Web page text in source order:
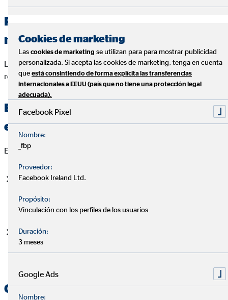
Pensiones mínimas (suben más que la
media)
Las cuantías mínimas de 2026 se actualizan y quedan
recogidas en el anexo de revalorización.
Edad legal de jubilación (sube el
escalón de 2026)
En 2026:
65 años si has cotizado
66 años y 10 meses
Cambio importante en el cálculo
Cookies de marketing
Las cookies de marketing se utilizan para para mostrar publicidad
personalizada. Si acepta las cookies de marketing, tenga en cuenta
que está consintiendo de forma explícita las transferencias
internacionales a EEUU (país que no tiene una protección legal
adecuada).
Facebook Pixel
Nombre:
_fbp
Proveedor:
Facebook Ireland Ltd.
Propósito:
Vinculación con los perfiles de los usuarios
Duración:
3 meses
Google Ads
Nombre: